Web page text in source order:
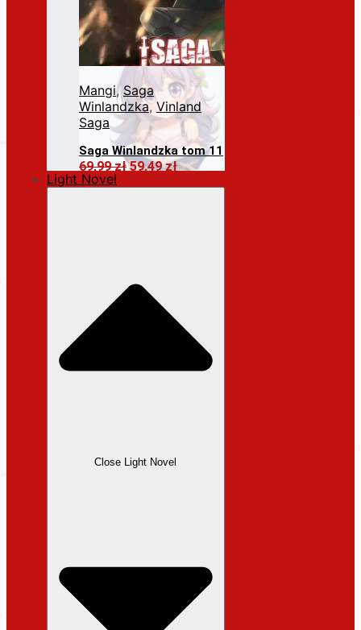
Mangi, Saga
Winlandzka, Vinland
Saga
Saga Winlandzka tom 11
69,99złPierwotna
59,49złAktualna
Dodaj do koszyka
Light Novel
Close Light Novel